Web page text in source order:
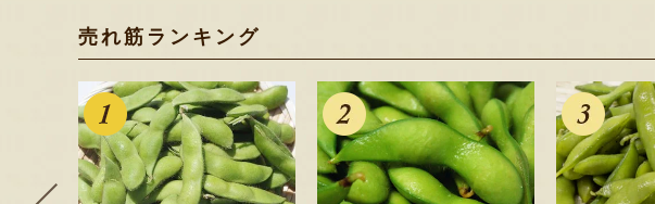
売れ筋ランキング